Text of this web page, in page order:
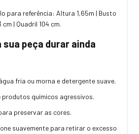
para referência: Altura 1,65m | Busto
| Quadril 104 cm.
sua peça durar ainda
fria ou morna e detergente suave.
produtos químicos agressivos.
preservar as cores.
suavemente para retirar o excesso